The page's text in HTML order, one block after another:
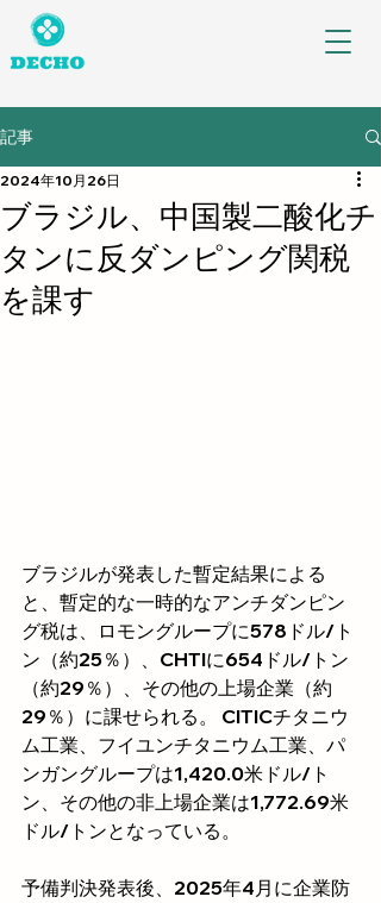
記事
ブラジル、中国製二酸化チ
タンに反ダンピング関税
を課す
2024年10月26日
ブラジルが発表した暫定結果による
と、暫定的な一時的なアンチダンピン
グ税は、ロモングループに578ドル/ト
ン（約25％）、CHTIに654ドル/トン
（約29％）、その他の上場企業（約
29％）に課せられる。 CITICチタニウ
ム工業、フイユンチタニウム工業、パ
ンガングループは1,420.0米ドル/ト
ン、その他の非上場企業は1,772.69米
ドル/トンとなっている。
予備判決発表後、2025年4月に企業防